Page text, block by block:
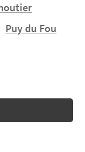
Puy du Fou